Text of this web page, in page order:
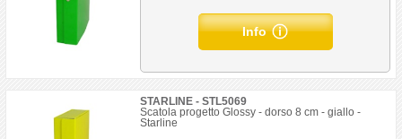
Info
STARLINE - STL5069
Scatola progetto Glossy - dorso 8 cm - giallo -
Starline